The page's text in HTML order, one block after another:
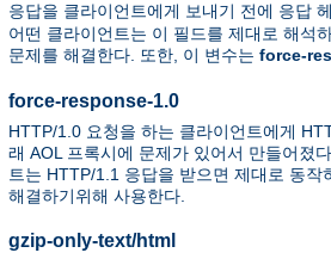
응답을 클라이언트에게 보내기 전에 응답
어떤 클라이언트는 이 필드를 제대로 해석
문제를 해결한다. 또한, 이 변수는 force-
force-response-1.0
HTTP/1.0 요청을 하는 클라이언트에게
래 AOL 프록시에 문제가 있어서 만들어졌
트는 HTTP/1.1 응답을 받으면 제대로 동작
해결하기위해 사용한다.
gzip-only-text/html